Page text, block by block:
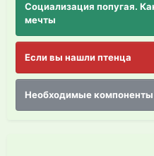
Социализация попугая.
мечты
Если вы нашли птенца
Необходимые компоненты